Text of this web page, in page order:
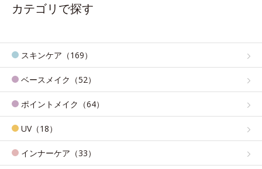
カテゴリで探す
スキンケア（169）
ベースメイク（52）
ポイントメイク（64）
UV（18）
インナーケア（33）